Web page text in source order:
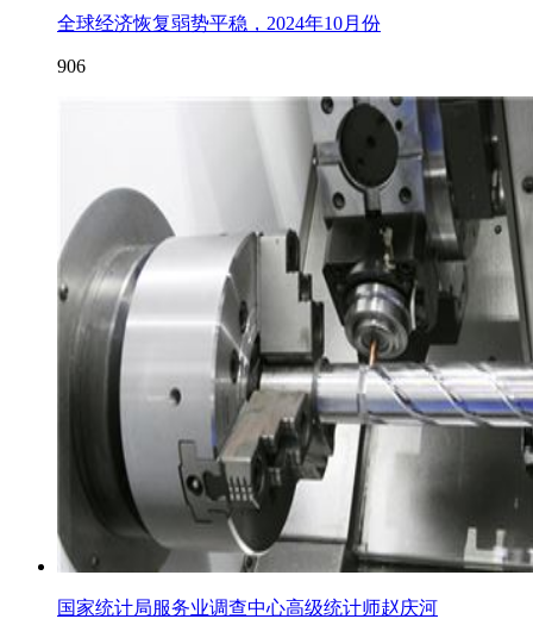
全球经济恢复弱势平稳，2024年10月份
906
国家统计局服务业调查中心高级统计师赵庆河